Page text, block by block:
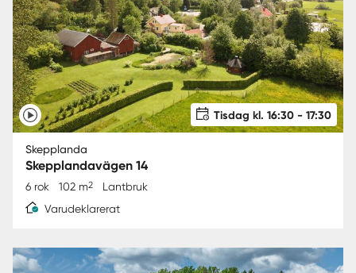
Tisdag kl. 16:30 - 17:30
Skepplanda
Skepplandavägen 14
6 rok 102 m2
Lantbruk
Varudeklarerat